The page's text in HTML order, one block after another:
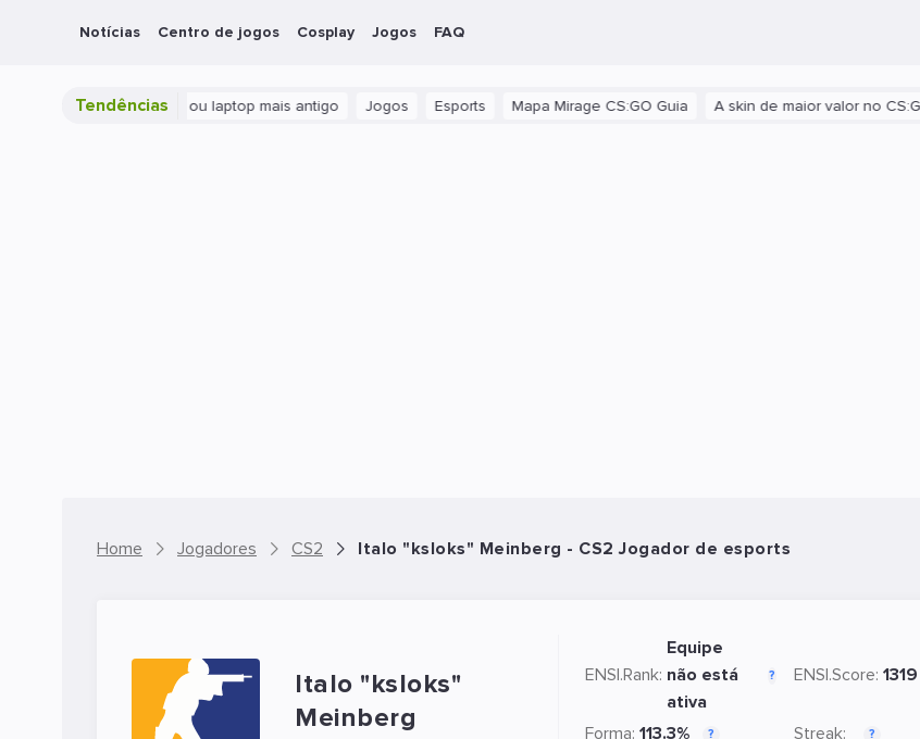
Notícias Centro de jogos Cosplay Jogos FAQ
Tendências
no CS2 em um PC ou laptop mais antigo Jogos Esports Mapa Mirage CS:GO Guia A skin de maior valor no CS:GO
Home Jogadores CS2 Italo "ksloks" Meinberg - CS2 Jogador de esports
Italo "ksloks"
Meinberg
ENSI.Rank:
Equipe
não está
ativa
? ENSI.Score: 1319
Forma: 113.3% ? Streak: ?